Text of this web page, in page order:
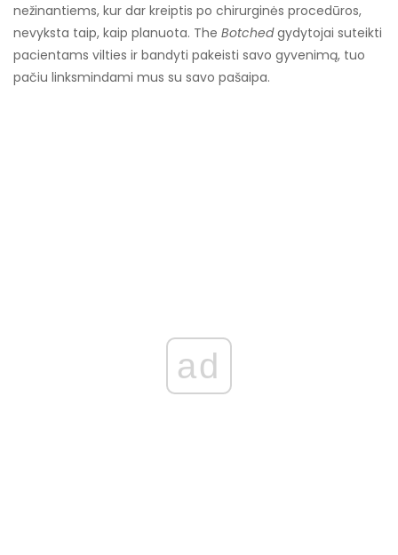
nežinantiems, kur dar kreiptis po chirurginės procedūros,
nevyksta taip, kaip planuota. The Botchedgydytojai suteikti
pacientams vilties ir bandyti pakeisti savo gyvenimą, tuo
pačiu linksmindami mus su savo pašaipa.
ad